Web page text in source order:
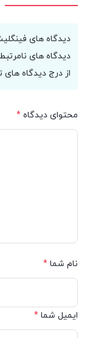
دیدگاه های
دیدگاه های
از درج دیدگاه های
محتوای دیدگاه *
نام شما *
ایمیل شما *